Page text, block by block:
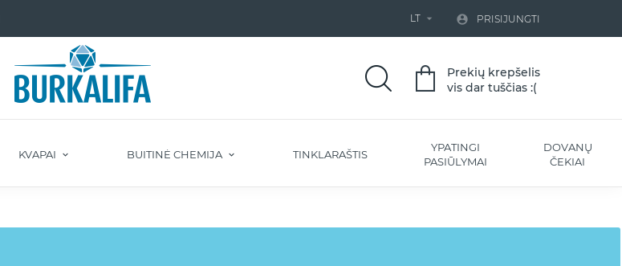
LT   PRISIJUNGTI
Prekių krepšelis
vis dar tuščias :(
KVAPAI BUITINĖ CHEMIJA TINKLARAŠTIS
YPATINGI
PASIŪLYMAI
DOVANŲ
ČEKIAI